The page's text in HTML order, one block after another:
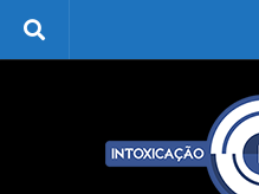
Skip to content